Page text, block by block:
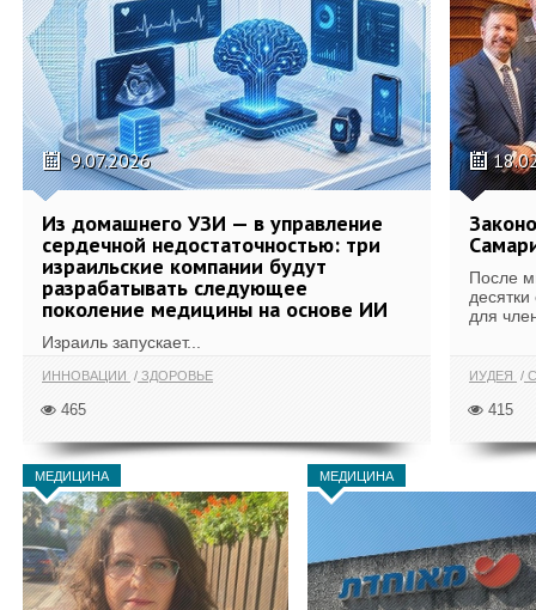
9.07.2026
Из домашнего УЗИ — в управление
сердечной недостаточностью: три
израильские компании будут
разрабатывать следующее
поколение медицины на основе ИИ
Израиль запускает...
ИННОВАЦИИ ЗДОРОВЬЕ
465
После
для
ИУДЕЯ
415
МЕДИЦИНА МЕДИЦИНА